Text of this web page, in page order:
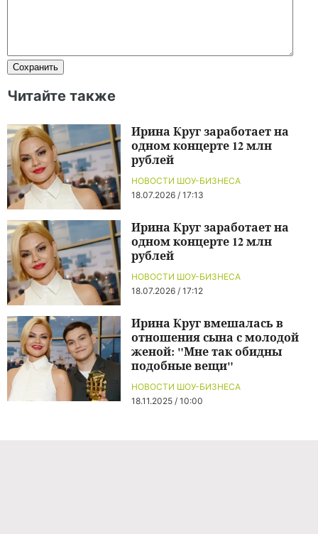
Читайте также
НОВОСТИ ШОУ-БИЗНЕСА
18.07.2026 / 17:13
Ирина Круг заработает на
одном концерте 12 млн
рублей
НОВОСТИ ШОУ-БИЗНЕСА
18.07.2026 / 17:12
Ирина Круг заработает на
одном концерте 12 млн
рублей
НОВОСТИ ШОУ-БИЗНЕСА
18.11.2025 / 10:00
Ирина Круг вмешалась в
отношения сына с молодой
женой: "Мне так обидны
подобные вещи"